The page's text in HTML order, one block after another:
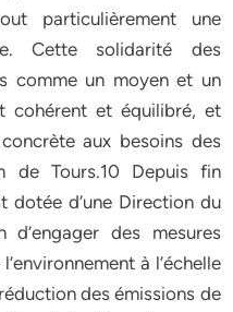
particulièrement une
Cette solidarité des
comme un moyen et un
cohérent et équilibré, et
aux besoins des
de Tours.10 Depuis fin
dotée d’une Direction du
d’engager des mesures
à l’échelle
des émissions de